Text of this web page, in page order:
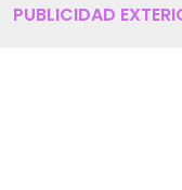
PUBLICIDAD